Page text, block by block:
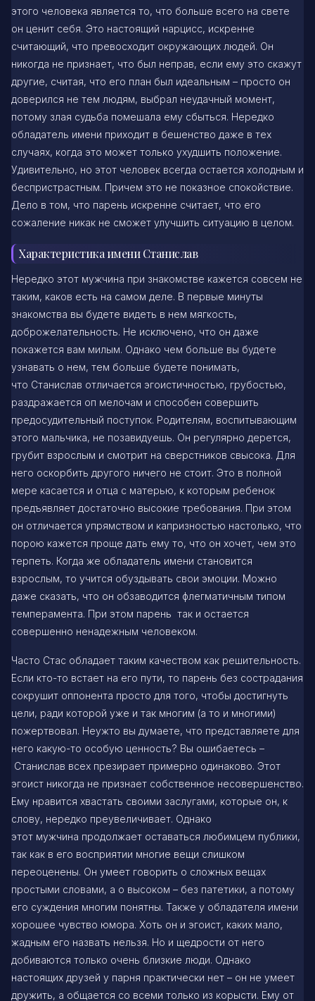
этого человека является то, что больше всего на свете
он ценит себя. Это настоящий нарцисс, искренне
считающий, что превосходит окружающих людей. Он
никогда не признает, что был неправ, если ему это скажут
другие, считая, что его план был идеальным – просто он
доверился не тем людям, выбрал неудачный момент,
потому злая судьба помешала ему сбыться. Нередко
обладатель имени приходит в бешенство даже в тех
случаях, когда это может только ухудшить положение.
Удивительно, но этот человек всегда остается холодным и
беспристрастным. Причем это не показное спокойствие.
Дело в том, что парень искренне считает, что его
сожаление никак не сможет улучшить ситуацию в целом.
Характеристика имени Станислав
Нередко этот мужчина при знакомстве кажется совсем не
таким, каков есть на самом деле. В первые минуты
знакомства вы будете видеть в нем мягкость,
доброжелательность. Не исключено, что он даже
покажется вам милым. Однако чем больше вы будете
узнавать о нем, тем больше будете понимать,
что Станислав отличается эгоистичностью, грубостью,
раздражается оп мелочам и способен совершить
предосудительный поступок. Родителям, воспитывающим
этого мальчика, не позавидуешь. Он регулярно дерется,
грубит взрослым и смотрит на сверстников свысока. Для
него оскорбить другого ничего не стоит. Это в полной
мере касается и отца с матерью, к которым ребенок
предъявляет достаточно высокие требования. При этом
он отличается упрямством и капризностью настолько, что
порою кажется проще дать ему то, что он хочет, чем это
терпеть. Когда же обладатель имени становится
взрослым, то учится обуздывать свои эмоции. Можно
даже сказать, что он обзаводится флегматичным типом
темперамента. При этом парень так и остается
совершенно ненадежным человеком.
Часто Стас обладает таким качеством как решительность.
Если кто-то встает на его пути, то парень без сострадания
сокрушит оппонента просто для того, чтобы достигнуть
цели, ради которой уже и так многим (а то и многими)
пожертвовал. Неужто вы думаете, что представляете для
него какую-то особую ценность? Вы ошибаетесь –
Станислав всех презирает примерно одинаково. Этот
эгоист никогда не признает собственное несовершенство.
Ему нравится хвастать своими заслугами, которые он, к
слову, нередко преувеличивает. Однако
этот мужчина продолжает оставаться любимцем публики,
так как в его восприятии многие вещи слишком
переоценены. Он умеет говорить о сложных вещах
простыми словами, а о высоком – без патетики, а потому
его суждения многим понятны. Также у обладателя имени
хорошее чувство юмора. Хоть он и эгоист, каких мало,
жадным его назвать нельзя. Но и щедрости от него
добиваются только очень близкие люди. Однако
настоящих друзей у парня практически нет – он не умеет
дружить, а общается со всеми только из корысти. Ему от